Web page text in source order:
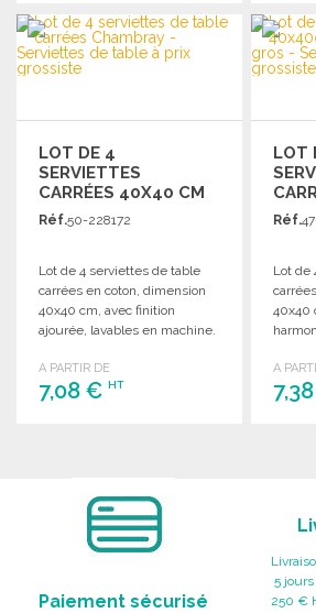
COMMANDER
Demander un devis
LOT DE 4
SERVIETTES
CARRÉES 40X40 CM
Réf.50-228172
Lot de 4 serviettes de table
carrées en coton, dimension
40x40 cm, avec finition
ajourée, lavables en machine.
A PARTIR DE
7,08 € HT
LOT
Réf.
Lot de
40x40
A
Paiement sécurisé
5
250 €